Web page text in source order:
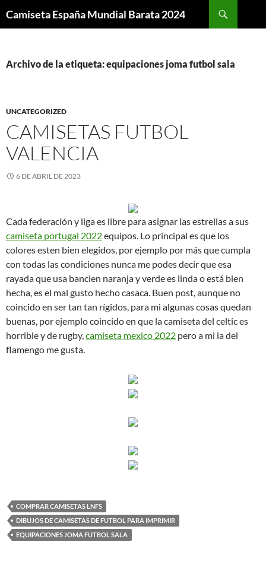
Camiseta España Mundial Barata 2024
Archivo de la etiqueta: equipaciones joma futbol sala
UNCATEGORIZED
CAMISETAS FUTBOL
VALENCIA
6 DE ABRIL DE 2023
Cada federación y liga es libre para asignar las estrellas a sus
camiseta portugal 2022equipos. Lo principal es que los
colores esten bien elegidos, por ejemplo por más que cumpla
con todas las condiciones nunca me podes decir que esa
rayada que usa bancien naranja y verde es linda o está bien
hecha, es el mal gusto hecho casaca. Buen post, aunque no
coincido en ser tan tan rígidos, para mi algunas cosas quedan
buenas, por ejemplo coincido en que la camiseta del celtic es
horrible y de rugby,camiseta mexico 2022 pero a mi la del
flamengo me gusta.
COMPRAR CAMISETAS LNFS
DIBUJOS DE CAMISETAS DE FUTBOL PARA IMPRIMIR
EQUIPACIONES JOMA FUTBOL SALA